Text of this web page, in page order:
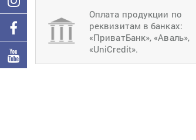
Оплата продукции по
реквизитам в банках:
«ПриватБанк», «Аваль»,
«UniCredit».